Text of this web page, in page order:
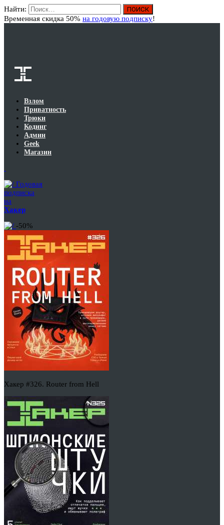
Найти:
Временная скидка 50% на годовую подписку!
Взлом
Приватность
Трюки
Кодинг
Админ
Geek
Магазин
Годовая
подписка
на
Хакер
-50%
Хакер #326. Router from Hell